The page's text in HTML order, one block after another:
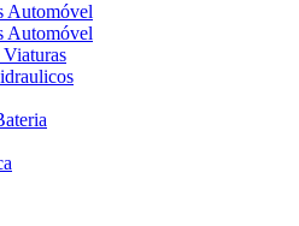
Automóvel
Automóvel